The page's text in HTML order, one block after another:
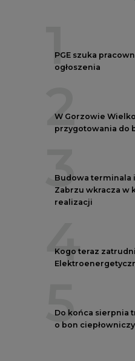
1
PGE szuka
ogłoszenia
2
W Gorzowie
przygotowania do
3
Budowa
Zabrzu wkracza w
realizacji
4
Kogo teraz
5
Do końca sierpnia
o bon ciepłowniczy